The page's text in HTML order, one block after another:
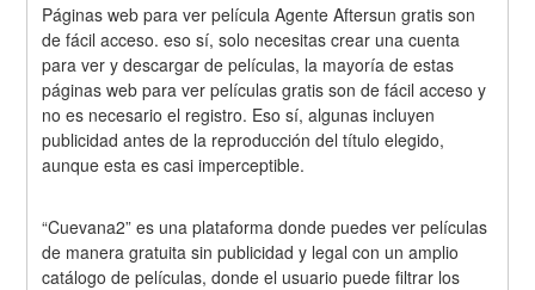
Páginas web para ver película Agente Aftersun gratis son
de fácil acceso. eso sí, solo necesitas crear una cuenta
para ver y descargar de películas, la mayoría de estas
páginas web para ver películas gratis son de fácil acceso y
no es necesario el registro. Eso sí, algunas incluyen
publicidad antes de la reproducción del título elegido,
aunque esta es casi imperceptible.
“Cuevana2” es una plataforma donde puedes ver películas
de manera gratuita sin publicidad y legal con un amplio
catálogo de películas, donde el usuario puede filtrar los